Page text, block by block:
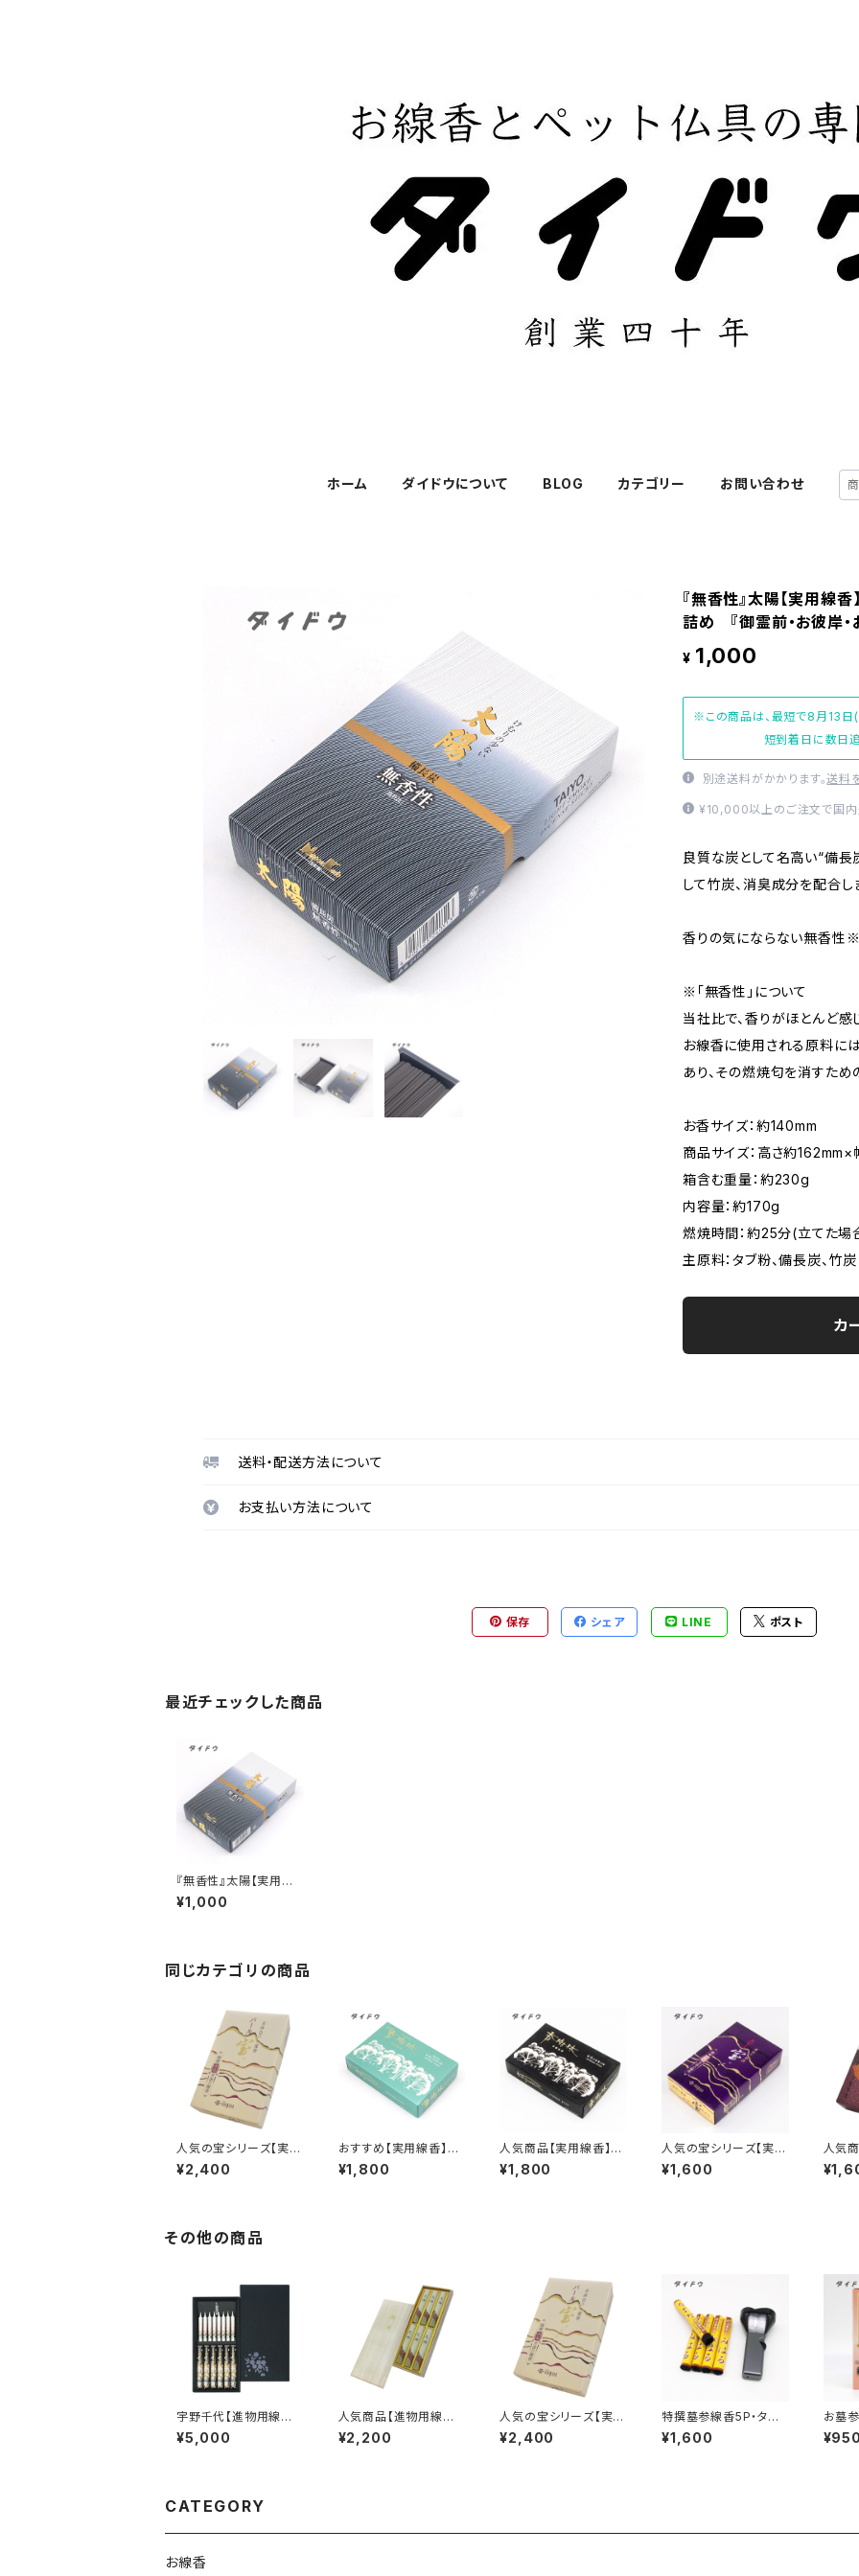
ホーム ダイドウについて BLOG カテゴリー お問い合わせ
『無香性』太陽【実用
詰め 『御霊前・お彼岸・
¥ 1,000
※この商品は、最短で8月13日(
短到着日に数日追
別途送料がかかります。送料
¥10,000以上のご注文で国内
良質な炭として名高い“備長
して竹炭、消臭成分を配合し
香りの気にならない無香性※
※「無香性」について
当社比で、香りがほとんど感
お線香に使用される原料に
あり、その燃焼匂を消すため
お香サイズ：約140mm
商品サイズ：高さ約
箱含む重量：約230g
内容量：約170g
燃焼時間：約25分(立てた場
主原料：タブ粉、備長炭、竹炭
カ
送料・配送方法について
お支払い方法について
保存 シェア LINE ポスト
最近チェックした商品
『無香性』太陽【実用線
香】 消臭効果あり
備長炭 バラ詰め 『御
¥1,000
同じカテゴリの商品
人気の宝シリーズ【実用
線香】パール宝<煙量：
少ない>消臭効果あ
¥2,400
おすすめ【実用線香】清
澄 香樹林<微煙>
白檀の香り 雑菌を抑
¥1,800
人気商品【実用線香】香
樹林<煙量：ふつう>甘く
清浄な白檀の香り 家
¥1,800
人気の宝シリーズ【実用
線香】ルビー宝<煙量：
極微煙>消臭効果あ
¥1,600
人気
撰花琳
白檀
その他の商品
宇野千代【進物用線香】
特撰淡墨の桜 絵ロー
ソクセット＜煙量：かな
¥5,000
人気商品【進物用線香】
花琳 短寸6入＜煙量：
ふつう＞白檀の香り
¥2,200
人気の宝シリーズ【実用
線香】パール宝<煙量：
少ない>消臭効果あ
¥2,400
特撰墓参線香5P・ター
ボライターセット ［お
彼岸］
¥1,600
お墓
［お彼
¥950
CATEGORY
お線香